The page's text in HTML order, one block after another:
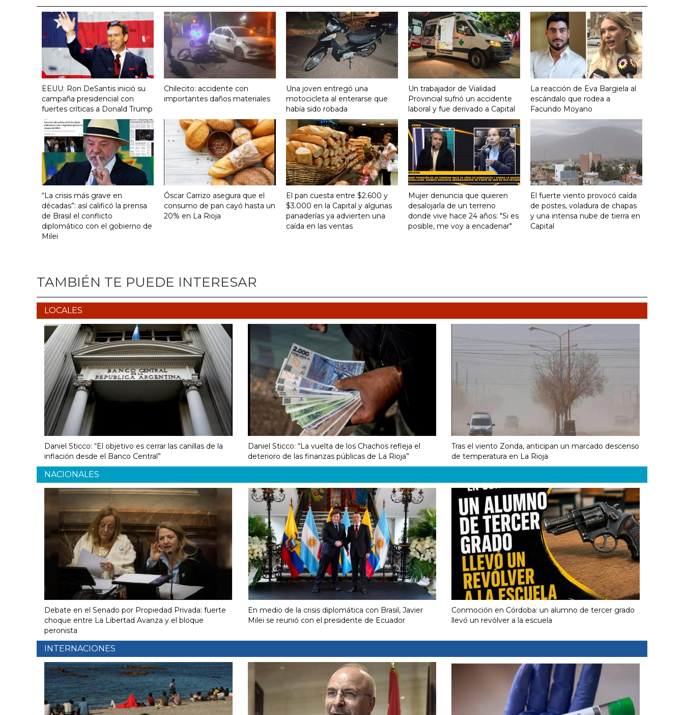
EEUU: Ron DeSantis inició su
campaña presidencial con
fuertes críticas a Donald Trump
Chilecito: accidente con
importantes daños materiales
Una joven entregó una
motocicleta al enterarse que
había sido robada
Un trabajador de Vialidad
Provincial sufrió un accidente
laboral y fue derivado a Capital
La reacción de Eva Bargiela al
escándalo que rodea a
Facundo Moyano
“La crisis más grave en
décadas”: así calificó la prensa
de Brasil el conflicto
diplomático con el gobierno de
Milei
Óscar Carrizo asegura que el
consumo de pan cayó hasta un
20% en La Rioja
El pan cuesta entre $2.600 y
$3.000 en la Capital y algunas
panaderías ya advierten una
caída en las ventas
Mujer denuncia que quieren
desalojarla de un terreno
donde vive hace 24 años: "Si es
posible, me voy a encadenar"
El fuerte viento provocó caída
de postes, voladura de chapas
y una intensa nube de tierra en
Capital
TAMBIÉN TE PUEDE INTERESAR
LOCALES
Daniel Sticco: “El objetivo es cerrar las canillas de la
inflación desde el Banco Central”
Daniel Sticco: “La vuelta de los Chachos refleja el
deterioro de las finanzas públicas de La Rioja”
Tras el viento Zonda, anticipan un marcado descenso
de temperatura en La Rioja
NACIONALES
Debate en el Senado por Propiedad Privada: fuerte
choque entre La Libertad Avanza y el bloque
peronista
En medio de la crisis diplomática con Brasil, Javier
Milei se reunió con el presidente de Ecuador
Conmoción en Córdoba: un alumno de tercer grado
llevó un revólver a la escuela
INTERNACIONES